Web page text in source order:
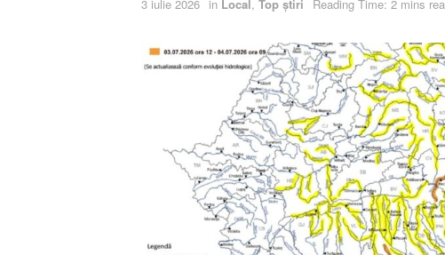
3 iulie 2026 in Local, Top știri Reading Time: 2 mins